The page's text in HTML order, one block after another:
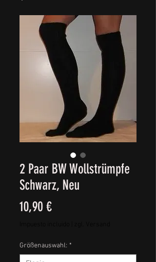
2 Paar BW Wollstrümpfe
Schwarz, Neu
10,90 €Precio
Größenauswahl: *